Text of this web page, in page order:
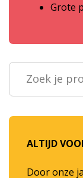
Grote
ALTIJD
Door onze